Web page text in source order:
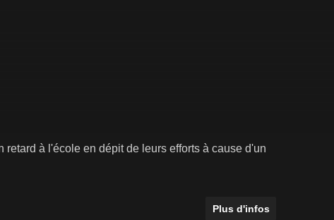
à l'école en dépit de leurs efforts à cause d'un
Plus d'infos